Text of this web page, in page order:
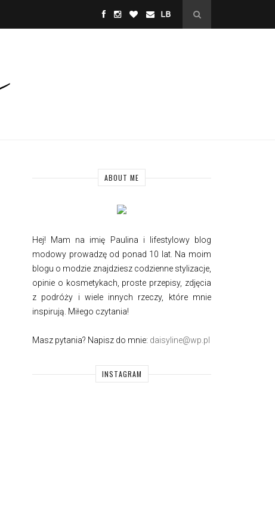
ABOUT ME
Hej! Mam na imię Paulina i lifestylowy blog
modowy prowadzę od ponad 10 lat. Na moim
blogu o modzie znajdziesz codzienne stylizacje,
opinie o kosmetykach, proste przepisy, zdjęcia
z podróży i wiele innych rzeczy, które mnie
inspirują. Miłego czytania!
Masz pytania? Napisz do mnie: daisyline@wp.pl
INSTAGRAM